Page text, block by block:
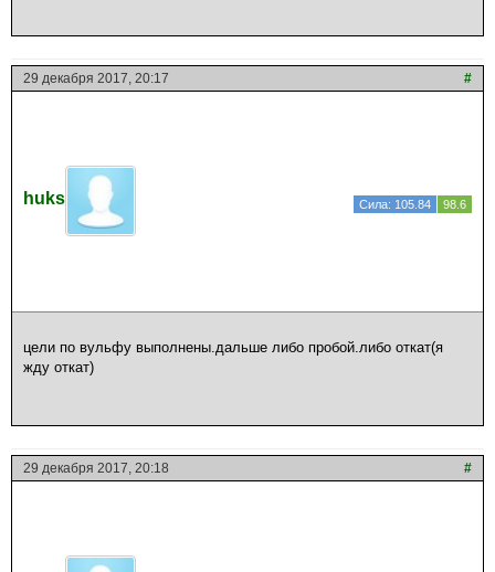
29 декабря 2017, 20:17 #
huks Сила: 105.84 98.6
цели по вульфу выполнены.дальше либо пробой.либо откат(я
жду откат)
29 декабря 2017, 20:18 #